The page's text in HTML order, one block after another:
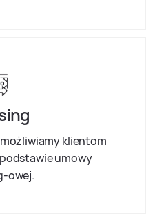
klientom
umowy
owej.